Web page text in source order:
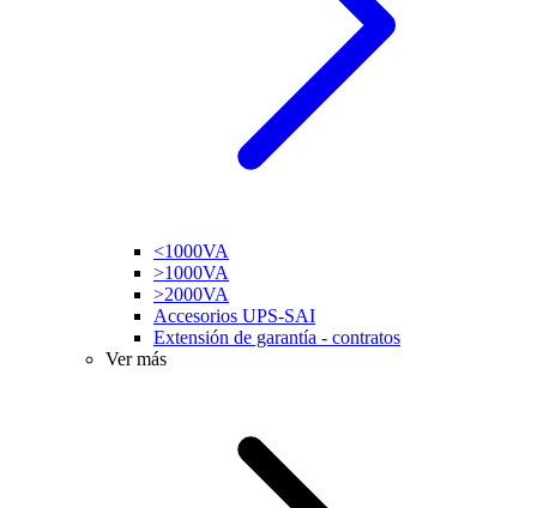
<1000VA
>1000VA
>2000VA
Accesorios UPS-SAI
Extensión de garantía - contratos
Ver más